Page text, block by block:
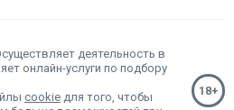
деятельность в
онлайн-услуги по подбору
cookie для того, чтобы